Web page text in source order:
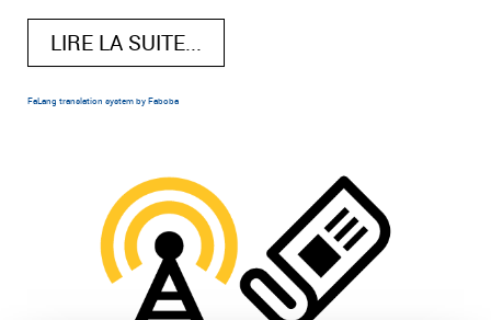
LIRE LA SUITE...
FaLang translation system by Faboba